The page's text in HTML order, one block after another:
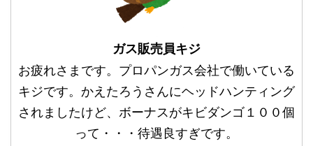
ガス販売員キジ
お疲れさまです。プロパンガス会社で働いている
キジです。かえたろうさんにヘッドハンティング
されましたけど、ボーナスがキビダンゴ１００個
って・・・待遇良すぎです。